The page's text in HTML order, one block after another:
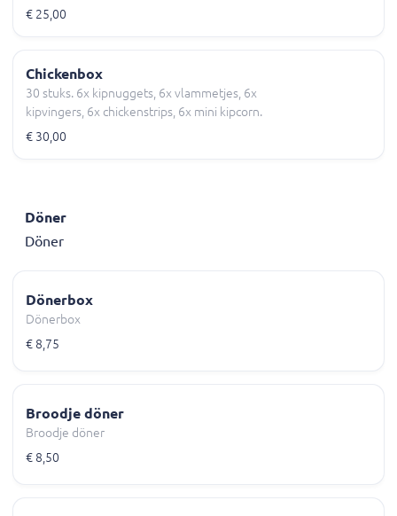
en curry (125cc)
€ 25,00
Chickenbox
30 stuks. 6x kipnuggets, 6x vlammetjes, 6x
kipvingers, 6x chickenstrips, 6x mini kipcorn.
€ 30,00
Döner
Döner
Dönerbox
Dönerbox
€ 8,75
Broodje döner
Broodje döner
€ 8,50